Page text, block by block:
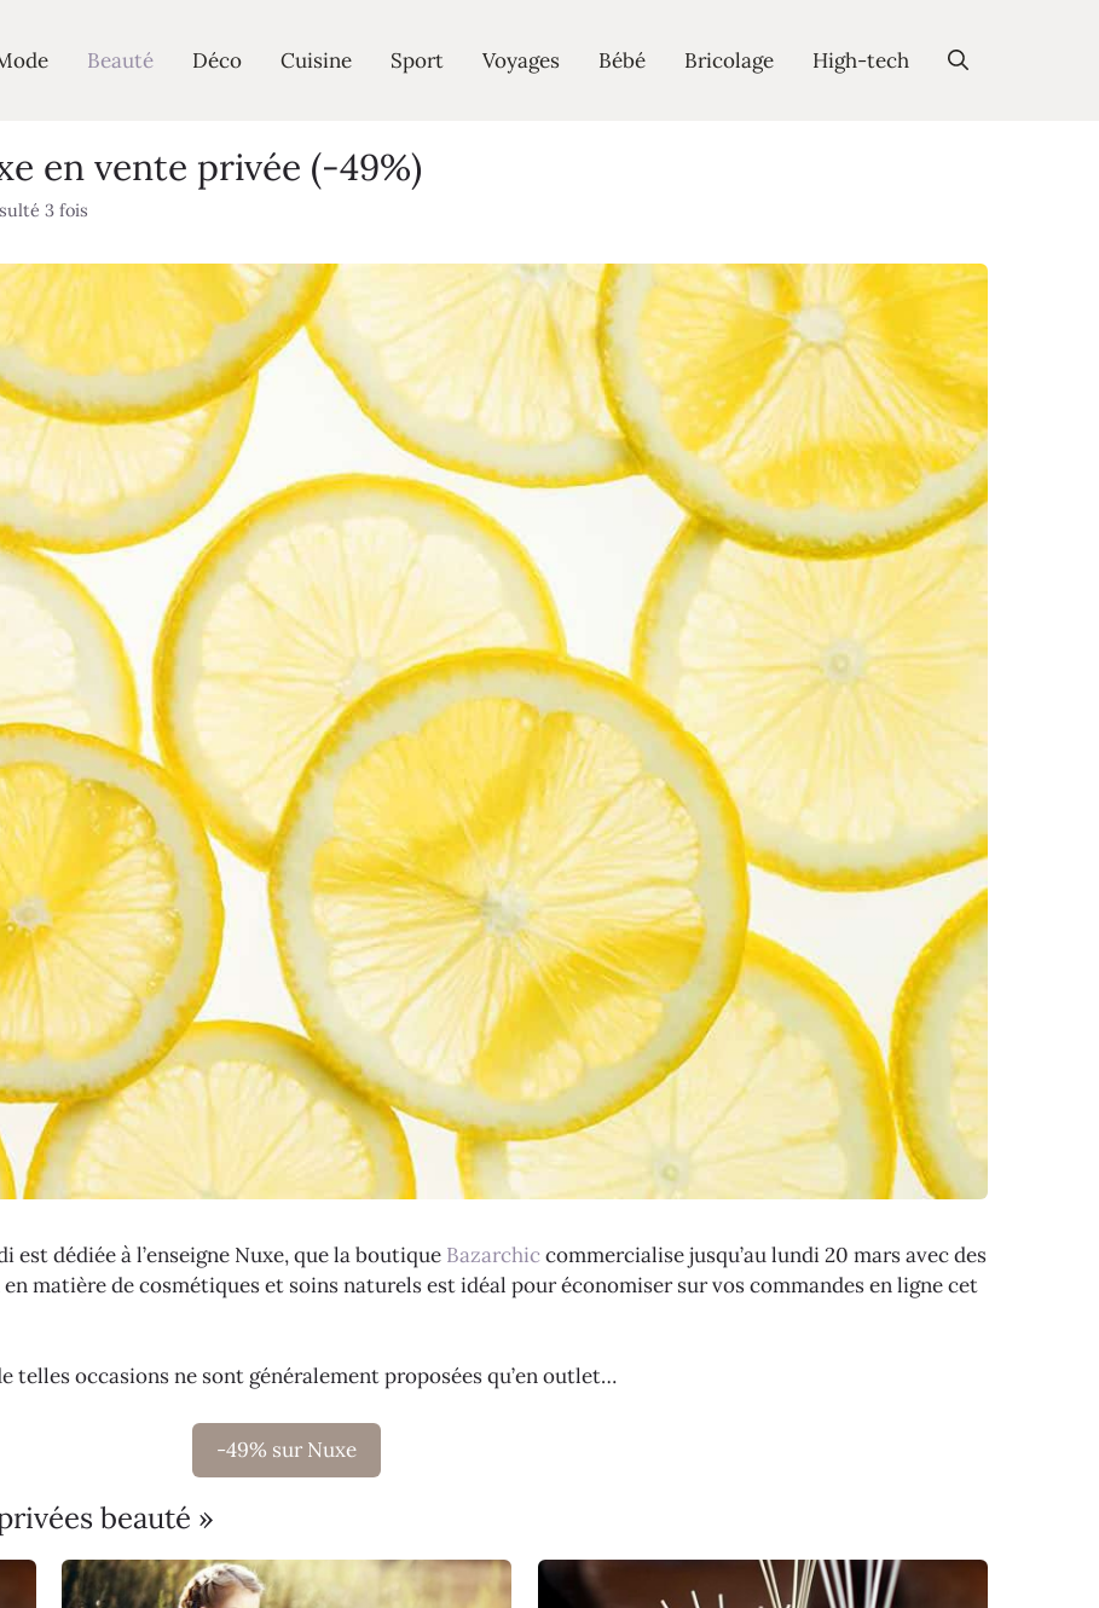
Beauté Déco Cuisine Sport Voyages Bébé Bricolage High-tech
en vente privée (-49%)
3 fois
dédiée à l’enseigne Nuxe, que la boutique Bazarchiccommercialise jusqu’au lundi 20 mars avec des
matière de cosmétiques et soins naturels est idéal pour économiser sur vos commandes en ligne cet
telles occasions ne sont généralement proposées qu’en outlet…
-49% sur Nuxe
beauté »